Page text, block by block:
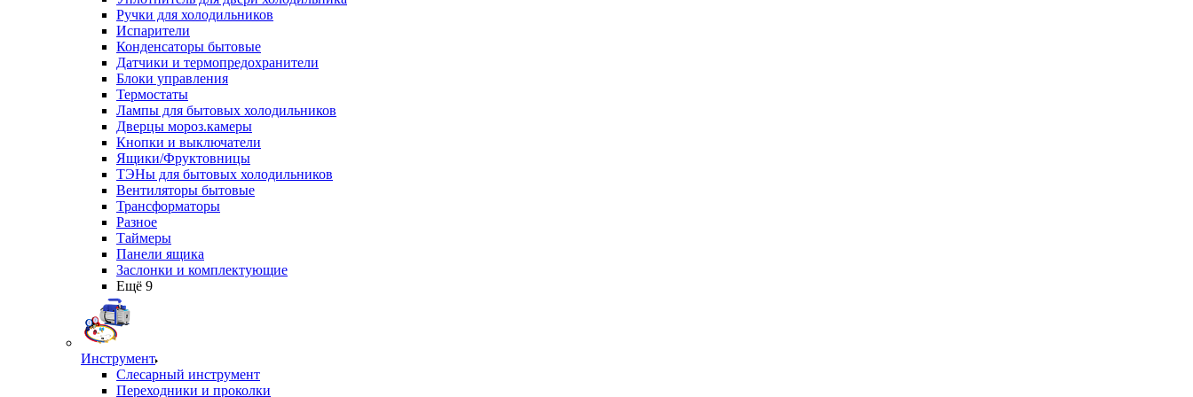
Ручки для холодильников
Испарители
Конденсаторы бытовые
Датчики и термопредохранители
Блоки управления
Термостаты
Лампы для бытовых холодильников
Дверцы мороз.камеры
Кнопки и выключатели
Ящики/Фруктовницы
ТЭНы для бытовых холодильников
Вентиляторы бытовые
Трансформаторы
Разное
Таймеры
Панели ящика
Заслонки и комплектующие
Ещё 9
Инструмент
Слесарный инструмент
Переходники и проколки